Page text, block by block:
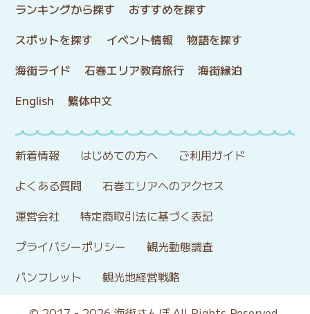
ランキングから探す
おすすめを探す
スポットを探す
イベント情報
物語を探す
海街ライド
石巻エリア教育旅行
海街縁泊
English
繁体中文
新着情報 はじめての方へ
ご利用ガイド
よくある質問
石巻エリアへのアクセス
運営会社
特定商取引法に基づく表記
プライバシーポリシー
観光動態調査
パンフレット
観光地経営戦略